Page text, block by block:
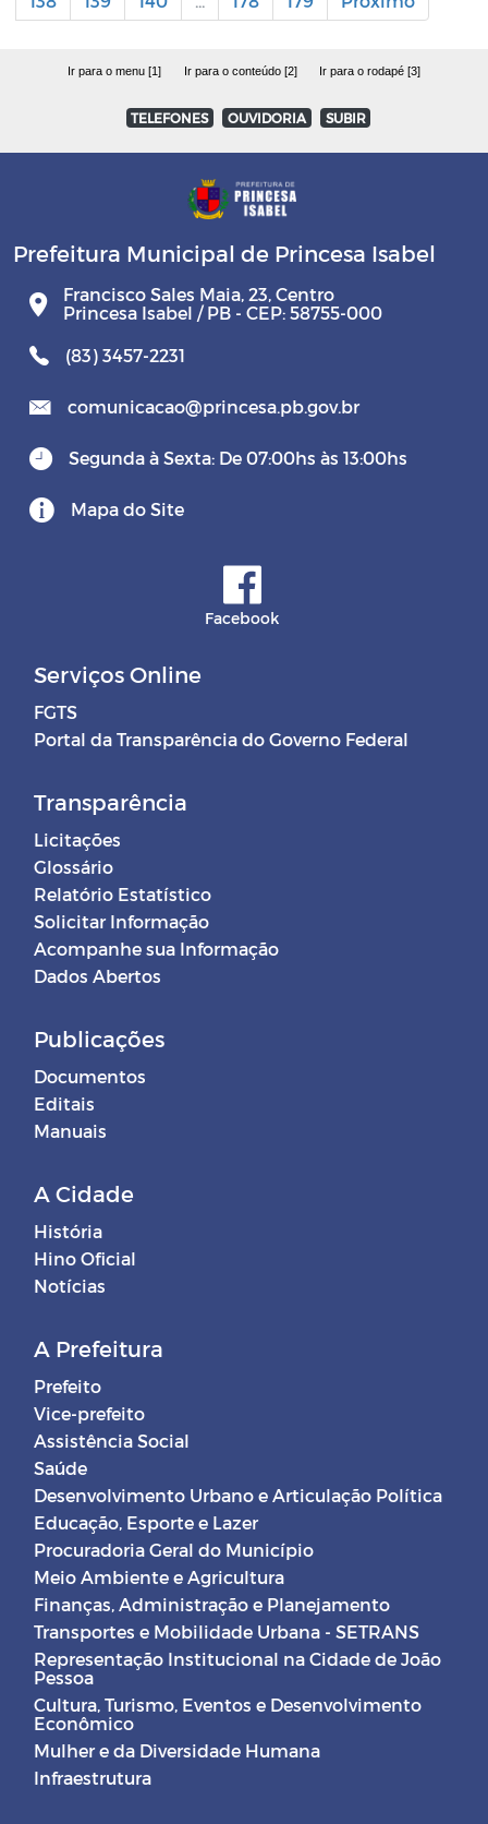
Ir para o menu [1] Ir para o conteúdo [2] Ir para o rodapé [3]
TELEFONES OUVIDORIA SUBIR
Prefeitura Municipal de Princesa Isabel
Francisco Sales Maia, 23, Centro
Princesa Isabel / PB - CEP: 58755-000
(83) 3457-2231
comunicacao@princesa.pb.gov.br
Segunda à Sexta: De 07:00hs às 13:00hs
Mapa do Site
Facebook
Serviços Online
FGTS
Portal da Transparência do Governo Federal
Transparência
Licitações
Glossário
Relatório Estatístico
Solicitar Informação
Acompanhe sua Informação
Dados Abertos
Publicações
Documentos
Editais
Manuais
A Cidade
História
Hino Oficial
Notícias
A Prefeitura
Prefeito
Vice-prefeito
Assistência Social
Saúde
Desenvolvimento Urbano e Articulação Política
Educação, Esporte e Lazer
Procuradoria Geral do Município
Meio Ambiente e Agricultura
Finanças, Administração e Planejamento
Transportes e Mobilidade Urbana - SETRANS
Representação Institucional na Cidade de João
Pessoa
Cultura, Turismo, Eventos e Desenvolvimento
Econômico
Mulher e da Diversidade Humana
Infraestrutura